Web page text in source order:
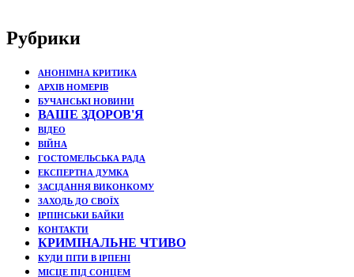
Рубрики
АНОНІМНА КРИТИКА
АРХІВ НОМЕРІВ
БУЧАНСЬКІ НОВИНИ
ВАШЕ ЗДОРОВ'Я
ВІДЕО
ВІЙНА
ГОСТОМЕЛЬСЬКА РАДА
ЕКСПЕРТНА ДУМКА
ЗАСІДАННЯ ВИКОНКОМУ
ЗАХОДЬ ДО СВОЇХ
ІРПІНСЬКИ БАЙКИ
КОНТАКТИ
КРИМІНАЛЬНЕ ЧТИВО
КУДИ ПІТИ В ІРПЕНІ
МІСЦЕ ПІД СОНЦЕМ